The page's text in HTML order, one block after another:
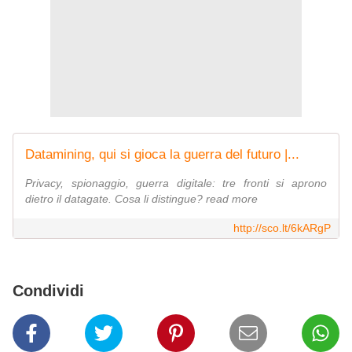
Datamining, qui si gioca la guerra del futuro |...
Privacy, spionaggio, guerra digitale: tre fronti si aprono
dietro il datagate. Cosa li distingue? read more
http://sco.lt/6kARgP
Condividi